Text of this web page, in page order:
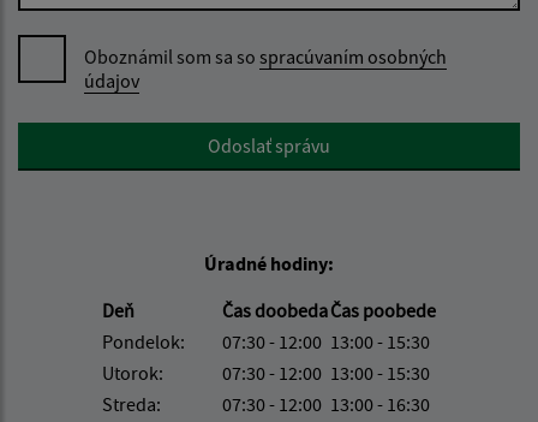
Oboznámil som sa so spracúvaním osobných
údajov
Google reCaptcha ResponseOdoslať správu
Úradné hodiny:
Deň
Čas doobedaČas poobede
Pondelok:
07:30 - 12:00 13:00 - 15:30
Utorok:
07:30 - 12:00 13:00 - 15:30
Streda:
07:30 - 12:00 13:00 - 16:30